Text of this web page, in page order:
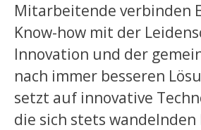
Mitarbeitende verbinden
Know-how mit der
Innovation und der
nach immer besseren
setzt auf innovative
die sich stets